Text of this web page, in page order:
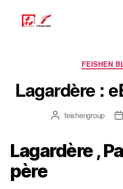
FEISHEN
Lagardère :
feishengroup
Lagardère ,
père